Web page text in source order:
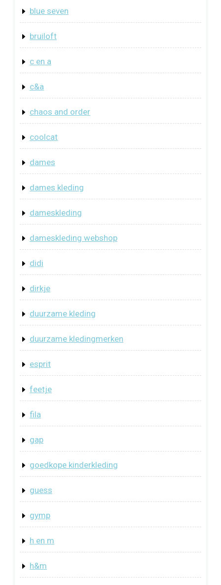
blue seven
bruiloft
c en a
c&a
chaos and order
coolcat
dames
dames kleding
dameskleding
dameskleding webshop
didi
dirkje
duurzame kleding
duurzame kledingmerken
esprit
feetje
fila
gap
goedkope kinderkleding
guess
gymp
h en m
h&m